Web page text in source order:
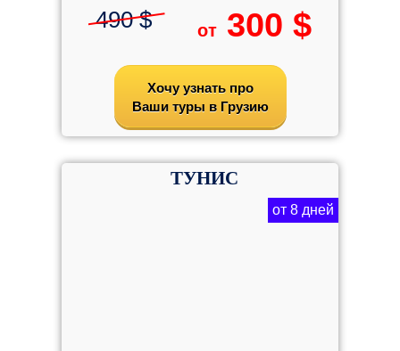
490 $ от 300 $
Хочу узнать про
Ваши туры в Грузию
ТУНИС
от 8 дней